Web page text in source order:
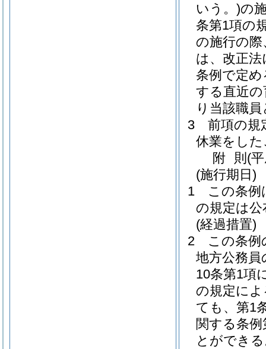
いう。)の
条第1項の
の施行の
は、改正
条例で定め
する直近
り当該職
3
前項の規
休業をし
附 則 (
(施行期日)
1
この条例
の規定は
(経過措置)
2
この条例
地方公務員
10条第1項
の規定に
ても、第1
関する条
とができ